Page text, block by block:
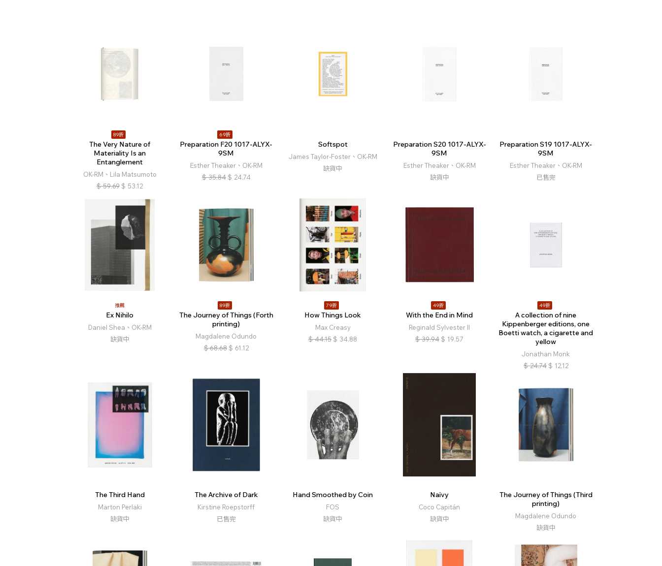
89折
The Very Nature of
Materiality Is an
Entanglement
OK-RM、Lila Matsumoto
$ 59.69 $ 53.12
69折
Preparation F20 1017-ALYX-
9SM
Esther Theaker、OK-RM
$ 35.84 $ 24.74
Softspot
James Taylor-Foster、OK-RM
缺貨中
Preparation S20 1017-ALYX-
9SM
Esther Theaker、OK-RM
缺貨中
Preparation S19 1017-ALYX-
9SM
Esther Theaker、OK-RM
已售完
推薦
Ex Nihilo
Daniel Shea、OK-RM
缺貨中
89折
The Journey of Things (Forth
printing)
Magdalene Odundo
$ 68.68 $ 61.12
79折
How Things Look
Max Creasy
$ 44.15 $ 34.88
49折
With the End in Mind
Reginald Sylvester II
$ 39.94 $ 19.57
49折
A collection of nine
Kippenberger editions, one
Boetti watch, a cigarette and
yellow
Jonathan Monk
$ 24.74 $ 12.12
The Third Hand
Marton Perlaki
缺貨中
The Archive of Dark
Kirstine Roepstorff
已售完
Hand Smoothed by Coin
FOS
缺貨中
Naïvy
Coco Capitán
缺貨中
The Journey of Things (Third
printing)
Magdalene Odundo
缺貨中